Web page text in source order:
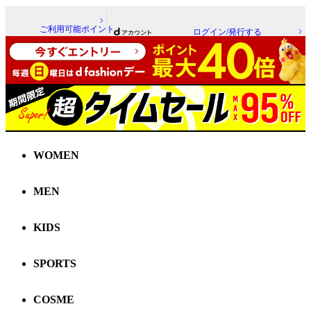
ご利用可能ポイント ログイン/発行する
WOMEN
MEN
KIDS
SPORTS
COSME